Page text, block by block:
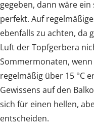
gegeben, dann wäre
perfekt. Auf
ebenfalls zu achten, da
Luft der Topfgerbera
Sommermonaten,
regelmäßig über 15 °C
Gewissens auf den
sich für einen hellen,
entscheiden.